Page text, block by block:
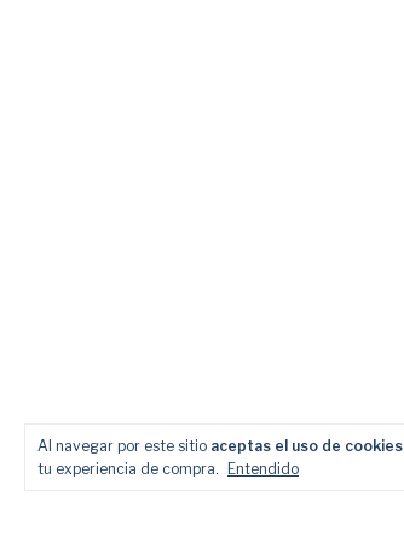
Al navegar por este sitio aceptas el uso de cookies
tu experiencia de compra.
Entendido